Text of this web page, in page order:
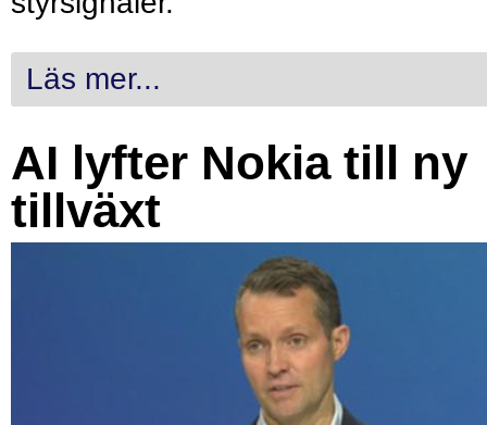
Läs mer...
AI lyfter Nokia till ny
tillväxt